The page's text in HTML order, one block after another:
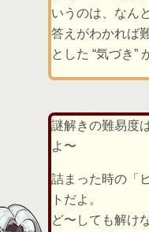
いうのは、なん
答えがわかれば
とした “気づき”
謎解きの難易度
よ〜
詰まった時の「
トだよ。
ど〜しても解け